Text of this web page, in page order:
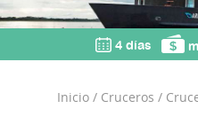
4 días
Inicio / Cruceros /